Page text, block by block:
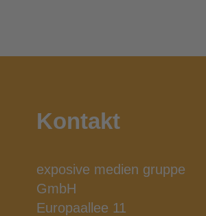
Kontakt
exposive medien gruppe
GmbH
Europaallee 11